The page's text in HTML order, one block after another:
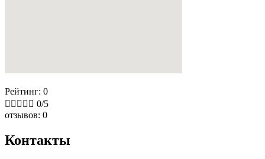
Рейтинг: 0
     0/5
отзывов: 0
Контакты